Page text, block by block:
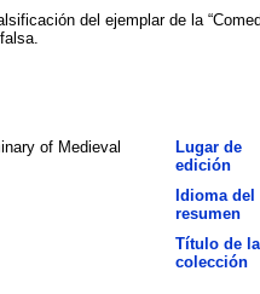
del ejemplar de la
of Medieval
Lugar de
edición
Idioma del
resumen
Título de la
colección